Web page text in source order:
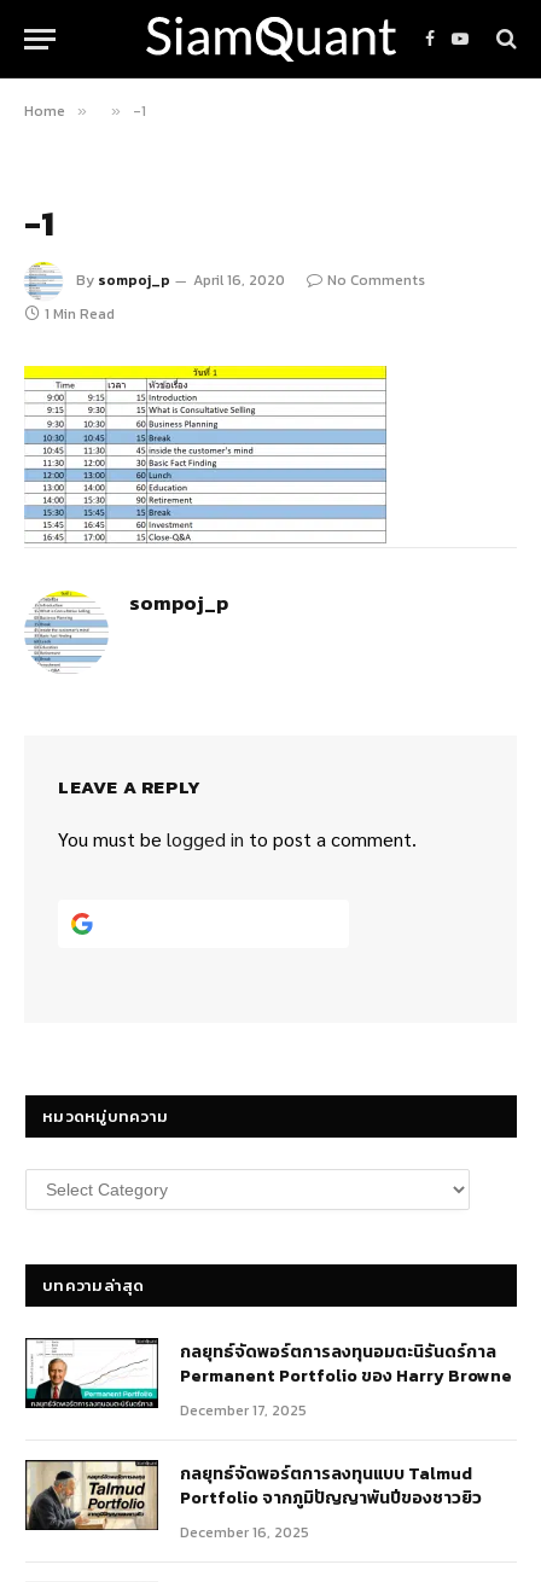
Facebook
YouTube
Home » » -1
-1
By sompoj_p April 16, 2020
No Comments
1 Min Read
sompoj_p
LEAVE A REPLY
You must be logged in to post a comment.
หมวดหมู่บทความ
หมวด
หมู่
บทความล่าสุด
กลยุทธ์​จัดพอร์ตการลงทุนอมตะนิรันดร์กาล
Permanent Portfolio ของ Harry Browne
December 17, 2025
กลยุทธ์จัดพอร์ตการลงทุนแบบ Talmud
Portfolio จากภูมิปัญญาพันปีของชาวยิว
December 16, 2025